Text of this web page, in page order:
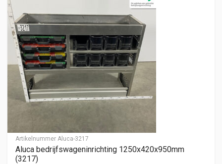
Artikelnummer Aluca-3217
Aluca bedrijfswageninrichting 1250x420x950mm
(3217)